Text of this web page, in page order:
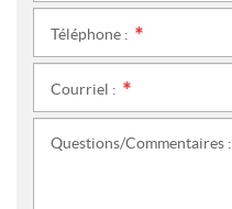
Téléphone :
Courriel :
Questions/Commentaires :